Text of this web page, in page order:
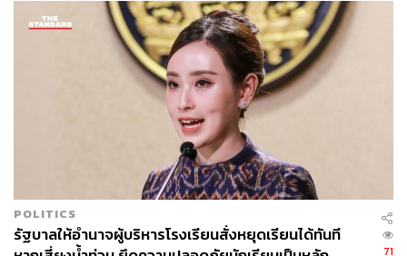
นอกจากนี้บริเวณอำเภอแม่สาย-ท่าขี้เหล็กนั้นเป็นที่ราบ
ระหว่างหุบเขาขนาดใหญ่แม่สาย-ท่าขี้เหล็ก ที่รวบรวมน้ำมา
จากเทือกเขาขนาดใหญ่ด้านตะวันตกของประเทศเมียนมาจะ
ไหลลงมาที่นี่ เป็นพื้นที่รับน้ำขนาดราว 340,000 ไร่ และ
ต้นน้ำในประเทศเมียนมาไหลมาถึงบริเวณอำเภอแม่สายค่อน
ข้างสูงชัน น้ำสายจากรัฐฉานอยู่บนความสูงระดับ 900-1100
เมตร ขณะที่อำเภอแม่สายในฝั่งประเทศไทยมีความสูงราว
410-450 เมตรเหนือระดับน้ำทะเล ถือว่ามีความชันทีเดียว
และบวกกับการพังทลายของหน้าดิน ไม่น่าแปลกใจว่าน้ำจะ
ทะลักลงมาอย่างเชี่ยว รุนแรงแบบน้ำป่าไหลหลาก
ไม่แปลกใจหากจะสรุปว่า ฝนที่ตกลงมาทุกเม็ดในบริเวณนี้จะ
POLITICS
รัฐบาลให้อำนาจผู้บริหารโรงเรียนสั่งหยุดเรียนได้ทันที
71